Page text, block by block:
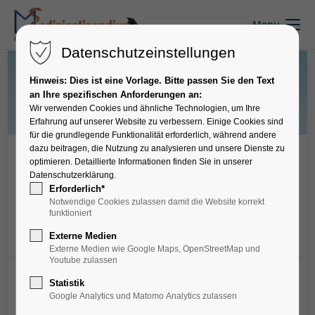
Menu
Krankenhäuser
Bezirkskrankenhaus Lohr -
Hospitation
Merken
Wenn du dir zunächst einen unverbindlichen
Datenschutzeinstellungen
Hinweis: Dies ist eine Vorlage. Bitte passen Sie den Text
an Ihre spezifischen Anforderungen an:
Wir verwenden Cookies und ähnliche Technologien, um Ihre
Erfahrung auf unserer Website zu verbessern. Einige Cookies sind
für die grundlegende Funktionalität erforderlich, während andere
dazu beitragen, die Nutzung zu analysieren und unsere Dienste zu
optimieren. Detaillierte Informationen finden Sie in unserer
Datenschutzerklärung.
Erforderlich*
Notwendige Cookies zulassen damit die Website korrekt
funktioniert
Externe Medien
Externe Medien wie Google Maps, OpenStreetMap und
Youtube zulassen
Statistik
Google Analytics und Matomo Analytics zulassen